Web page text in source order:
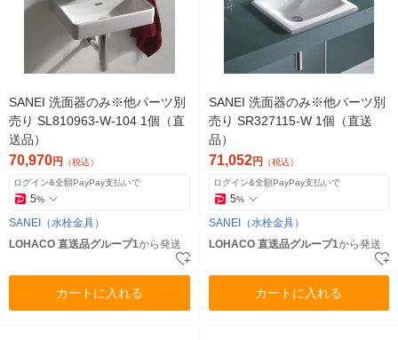
SANEI 洗面器のみ※他パーツ別
売り SL810963-W-104 1個（直
送品）
70,970円 （税込）
ログイン&全額PayPay支払いで
5%
SANEI（水栓金具）
LOHACO 直送品グループ1から発送
カートに入れる
SANEI 洗面器のみ※他パーツ別
売り SR327115-W 1個（直送
品）
71,052円 （税込）
ログイン&全額PayPay支払いで
5%
SANEI（水栓金具）
LOHACO 直送品グループ1から発送
カートに入れる